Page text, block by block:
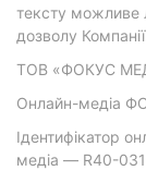
тексту можливе
дозволу
ТОВ «ФОКУС
Онлайн-медіа
Ідентифікатор
медіа — R40-